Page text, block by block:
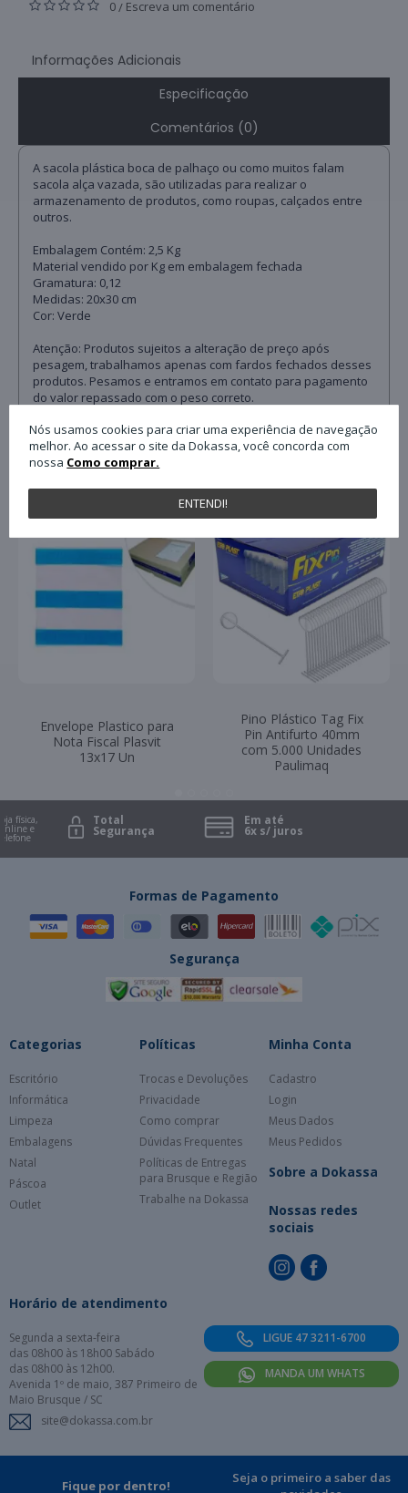
0 / Escreva um comentário
Informações Adicionais
Especificação
Comentários (0)
A sacola plástica boca de palhaço ou como muitos falam
sacola alça vazada, são utilizadas para realizar o
armazenamento de produtos, como roupas, calçados entre
outros.
Embalagem Contém: 2,5 Kg
Material vendido por Kg em embalagem fechada
Gramatura: 0,12
Medidas: 20x30 cm
Cor: Verde
Atenção: Produtos sujeitos a alteração de preço após
pesagem, trabalhamos apenas com fardos fechados desses
produtos. Pesamos e entramos em contato para pagamento
do valor repassado com o peso correto.
QUEM COMPROU ESTE PRODUTO,
Envelope Plastico para
Nota Fiscal Plasvit
13x17 Un
Pino Plástico Tag Fix
Pin Antifurto 40mm
com 5.000 Unidades
Paulimaq
física,
e
Total
Segurança
Em até
6x s/ juros
Nós usamos cookies para criar uma experiência de navegação
melhor. Ao acessar o site da Dokassa, você concorda com
nossa Como comprar.
ENTENDI!
Formas de Pagamento
Segurança
Categorias
Escritório
Informática
Limpeza
Embalagens
Natal
Páscoa
Outlet
Políticas
Trocas e Devoluções
Privacidade
Como comprar
Dúvidas Frequentes
Políticas de Entregas
para Brusque e Região
Trabalhe na Dokassa
Minha Conta
Cadastro
Login
Meus Dados
Meus Pedidos
Sobre a Dokassa
Nossas redes
sociais
Horário de atendimento
Segunda a sexta-feira
das 08h00 às 18h00 Sabádo
das 08h00 às 12h00.
Avenida 1º de maio, 387 Primeiro de
Maio Brusque / SC
site@dokassa.com.br
LIGUE 47 3211-6700
MANDA UM WHATS
Fique por dentro!
Seja o primeiro a saber das